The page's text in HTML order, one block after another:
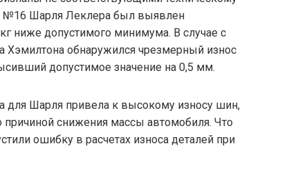
№16 Шарля Леклера был выявлен
ниже допустимого минимума. В случае с
обнаружился чрезмерный износ
допустимое значение на 0,5 мм.
для Шарля привела к высокому износу шин,
причиной снижения массы автомобиля. Что
ошибку в расчетах износа деталей при